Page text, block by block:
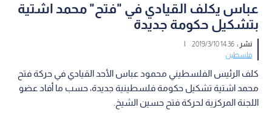
عباس يكلف القيادي في "فتح" محمد اشتية
بتشكيل حكومة جديدة
نشر :14:36 2019/3/10
|
فلسطين
كلف الرئيس الفلسطيني محمود عباس الأحد القيادي في حركة فتح
محمد اشتية تشكيل حكومة فلسطينية جديدة، حسب ما أفاد عضو
اللجنة المركزية لحركة فتح حسين الشيخ.